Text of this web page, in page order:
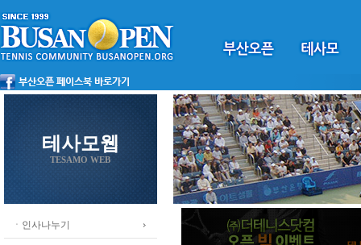
테사모웹
TESAMO WEB
ㆍ인사나누기